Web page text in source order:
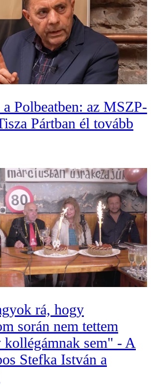
a Polbeatben: az MSZP-
Pártban él tovább
rá, hogy
során nem tettem
kollégámnak sem" - A
Stefka István a